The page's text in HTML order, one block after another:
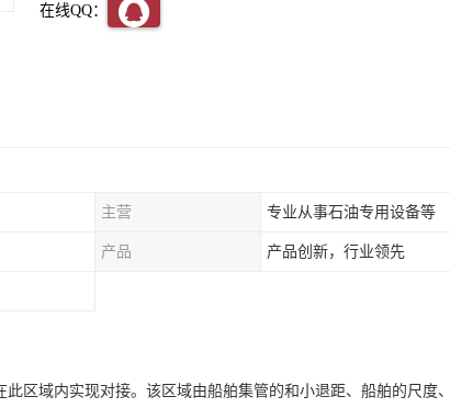
在线QQ：
主营 专业从事石油专用设备等
产品 产品创新，行业领先
域内实现对接。该区域由船舶集管的和小退距、船舶的尺度